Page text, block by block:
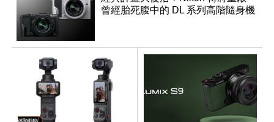
曾經胎死腹中的 DL 系列高階隨身機